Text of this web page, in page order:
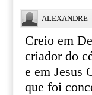
ALEXANDRE
Creio em
criador do
e em Jesus
que foi